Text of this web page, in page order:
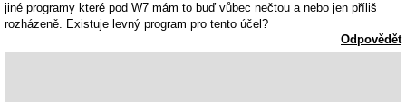
jiné programy které pod W7 mám to buď vůbec nečtou a nebo jen příliš
rozházeně. Existuje levný program pro tento účel?
Odpovědět